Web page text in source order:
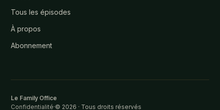
Tous les épisodes
À propos
Abonnement
Le Family Office
Confidentialité·© 2026 · Tous droits réservés